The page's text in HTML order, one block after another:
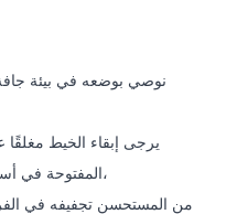
يرجى إبقاء الخيط
المفتوحة في أسرع وقت ممكن. إذا أصبح الخيط رطبًا،
من المستحسن تجفيفه في